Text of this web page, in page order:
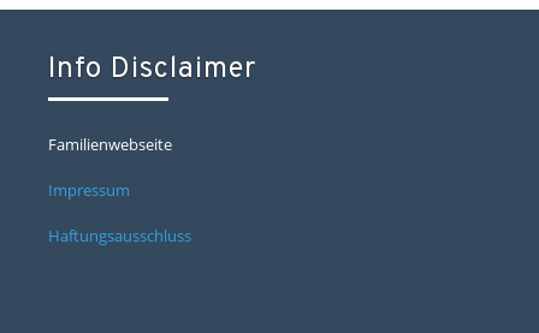
Info Disclaimer
Familienwebseite
Impressum
Haftungsausschluss